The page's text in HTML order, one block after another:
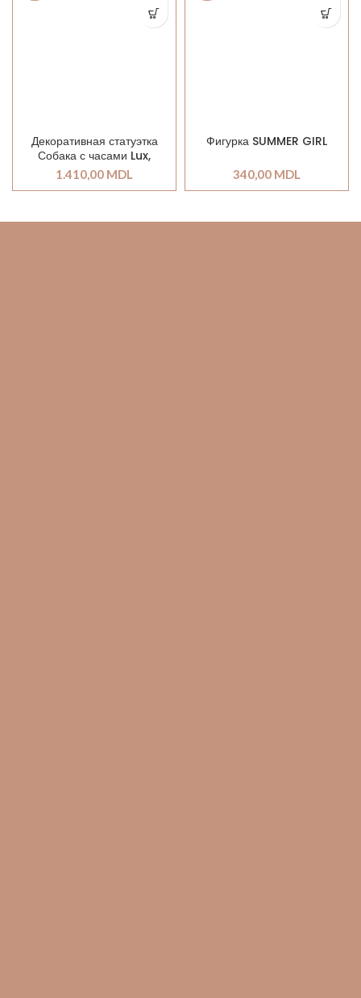
Декоративная статуэтка
Собака с часами Lux,
50cm
1.410,00 MDL
Фигурка SUMMER GIRL
340,00 MDL